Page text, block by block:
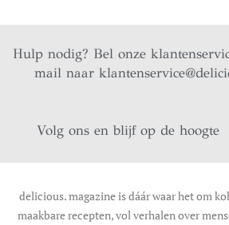
Hulp nodig? Bel onze
mail naar
Volg ons en blijf op de hoogte
delicious. magazine is dáár waar het om
maakbare recepten, vol verhalen over